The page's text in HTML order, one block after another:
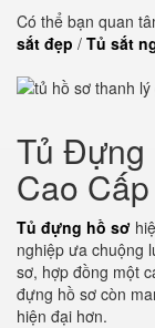
Có thể bạn quan
sắt đẹp / Tủ sắt
Tủ Đựng
Cao Cấp
Tủ đựng hồ sơ
nghiệp ưa chuộng
sơ, hợp đồng một
đựng hồ sơ còn
hiện đại hơn.